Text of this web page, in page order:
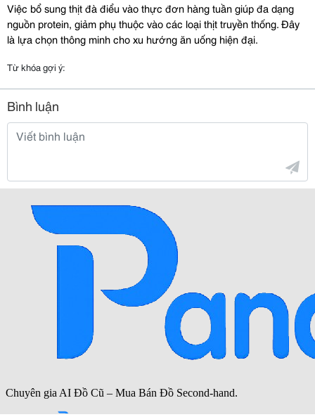
Việc bổ sung thịt đà điểu vào thực đơn hàng tuần giúp đa dạng
nguồn protein, giảm phụ thuộc vào các loại thịt truyền thống. Đây
là lựa chọn thông minh cho xu hướng ăn uống hiện đại.
Từ khóa gợi ý:
Bình luận